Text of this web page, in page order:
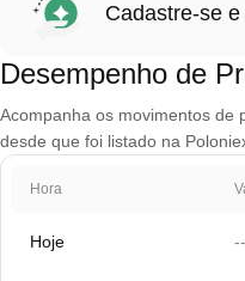
Cadastre-se
Desempenho de
Acompanha os movimentos de
desde que foi listado na
Hora
Hoje --